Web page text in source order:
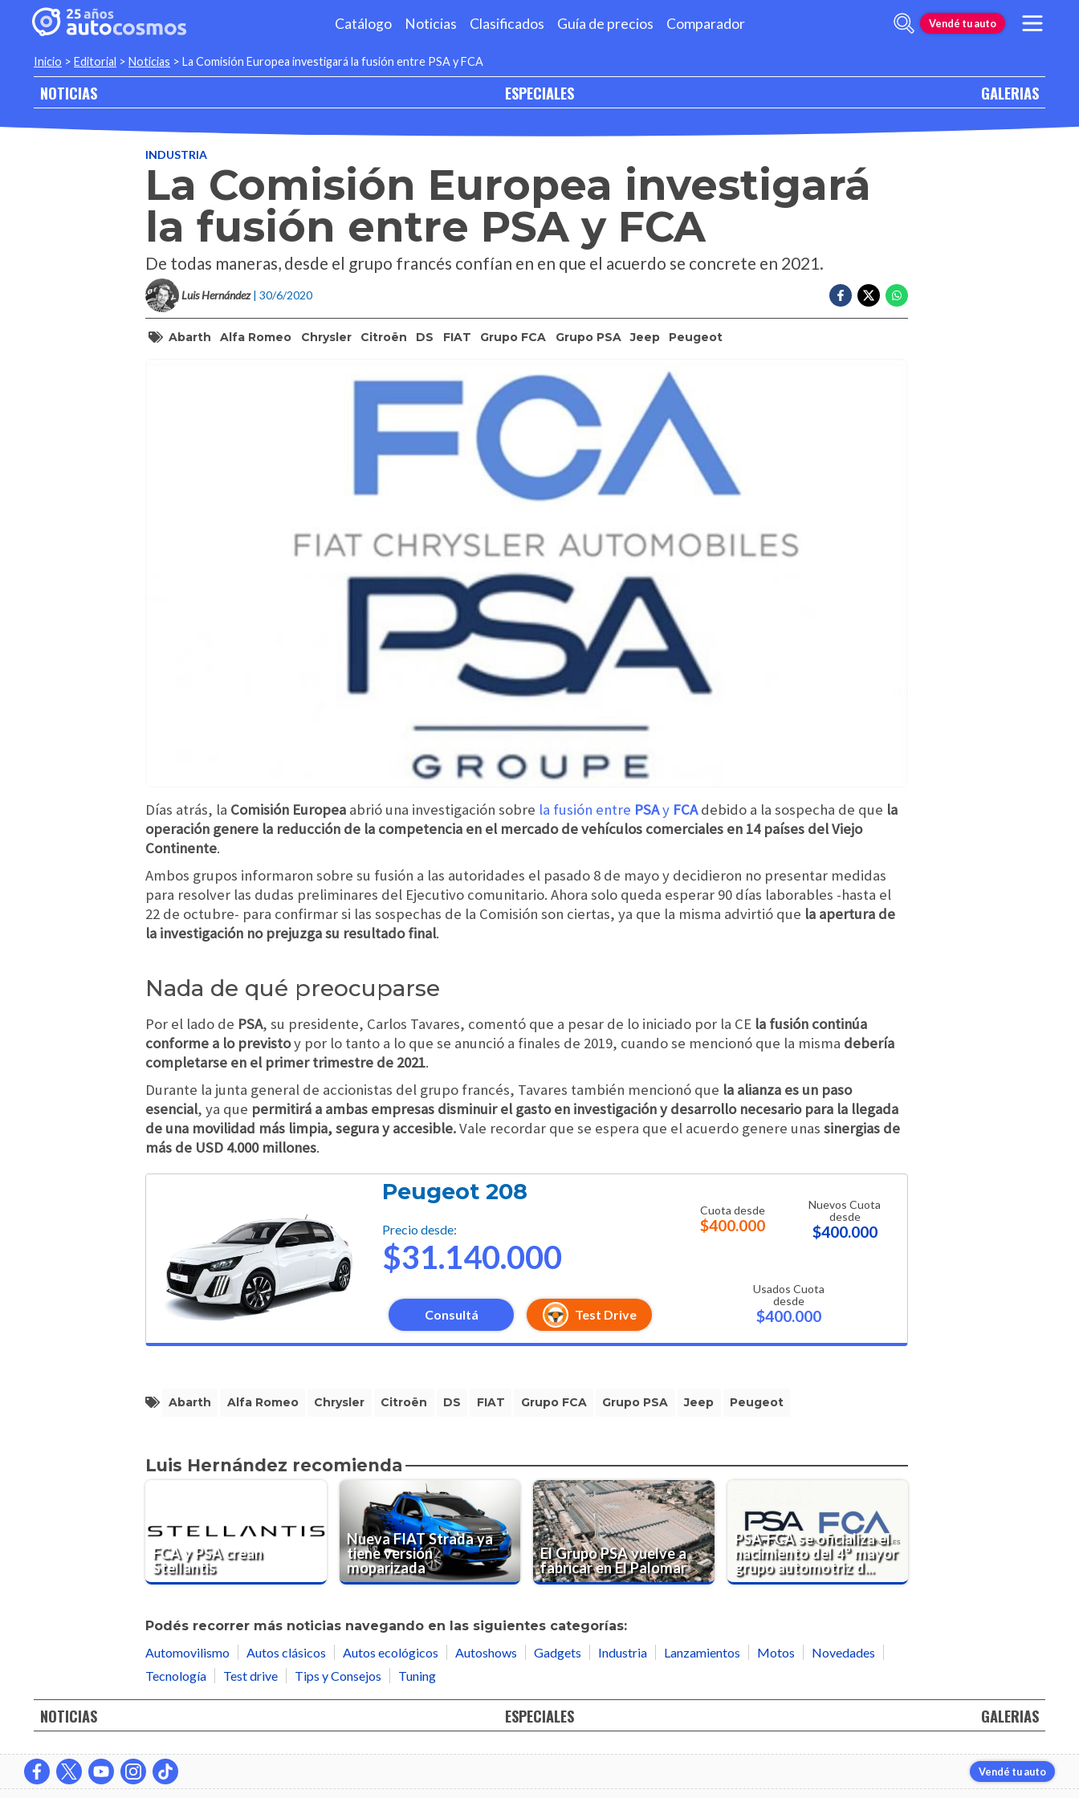
Catálogo Noticias Clasificados Guía de precios Comparador Vendé tu auto
Inicio > Editorial > Noticias > La Comisión Europea investigará la fusión entre PSA y FCA
NOTICIAS ESPECIALES GALERIAS
INDUSTRIA
La Comisión Europea investigará
la fusión entre PSA y FCA
De todas maneras, desde el grupo francés confían en en que el acuerdo se concrete en 2021.
Luis Hernández | 30/6/2020
Abarth Alfa Romeo Chrysler Citroën DS FIAT Grupo FCA Grupo PSA Jeep Peugeot
Días atrás, la Comisión Europea abrió una investigación sobre la fusión entre PSAy FCAdebido a la sospecha de que la
operación genere la reducción de la competencia en el mercado de vehículos comerciales en 14 países del Viejo
Continente.
Ambos grupos informaron sobre su fusión a las autoridades el pasado 8 de mayo y decidieron no presentar medidas
para resolver las dudas preliminares del Ejecutivo comunitario. Ahora solo queda esperar 90 días laborables -hasta el
22 de octubre- para confirmar si las sospechas de la Comisión son ciertas, ya que la misma advirtió que la apertura de
la investigación no prejuzga su resultado final.
Nada de qué preocuparse
Por el lado de PSA, su presidente, Carlos Tavares, comentó que a pesar de lo iniciado por la CE la fusión continúa
conforme a lo previstoy por lo tanto a lo que se anunció a finales de 2019, cuando se mencionó que la misma debería
completarse en el primer trimestre de 2021.
Durante la junta general de accionistas del grupo francés, Tavares también mencionó que la alianza es un paso
esencial, ya que permitirá a ambas empresas disminuir el gasto en investigación y desarrollo necesario para la llegada
de una movilidad más limpia, segura y accesible.Vale recordar que se espera que el acuerdo genere unas sinergias de
más de USD 4.000 millones.
Peugeot 208
Precio desde:
$31.140.000
Consultá Test Drive
Cuota desde
$400.000
Nuevos Cuota
desde
$400.000
Usados Cuota
desde
$400.000
Abarth Alfa Romeo Chrysler Citroën DS FIAT Grupo FCA Grupo PSA Jeep Peugeot
Luis Hernández recomienda
FCA y PSA crean
Stellantis
Nueva FIAT Strada ya
tiene versión
moparizada
El Grupo PSA vuelve a
fabricar en El Palomar
PSA-FCA se oficializa el
nacimiento del 4° mayor
grupo automotriz d...
Podés recorrer más noticias navegando en las siguientes categorías:
Automovilismo
Autos clásicos Autos ecológicos Autoshows Gadgets Industria Lanzamientos Motos
Novedades
Tecnología
Test drive Tips y Consejos Tuning
NOTICIAS ESPECIALES GALERIAS
Vendé tu auto